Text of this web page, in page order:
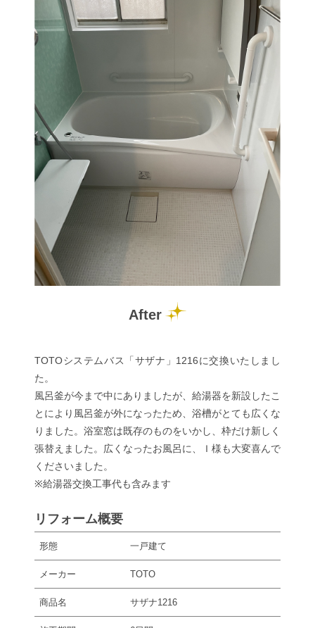
After
TOTOシステムバス「サザナ」1216に交換いたしまし
た。
風呂釜が今まで中にありましたが、給湯器を新設したこ
とにより風呂釜が外になったため、浴槽がとても広くな
りました。浴室窓は既存のものをいかし、枠だけ新しく
張替えました。広くなったお風呂に、Ｉ様も大変喜んで
くださいました。
※給湯器交換工事代も含みます
リフォーム概要
形態 一戸建て
メーカー TOTO
商品名 サザナ1216